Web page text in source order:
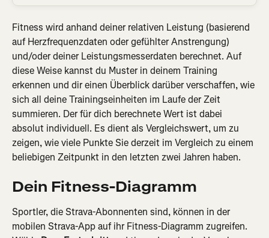
Fitness wird anhand deiner relativen Leistung (basierend
auf Herzfrequenzdaten oder gefühlter Anstrengung)
und/oder deiner Leistungsmesserdaten berechnet. Auf
diese Weise kannst du Muster in deinem Training
erkennen und dir einen Überblick darüber verschaffen, wie
sich all deine Trainingseinheiten im Laufe der Zeit
summieren. Der für dich berechnete Wert ist dabei
absolut individuell. Es dient als Vergleichswert, um zu
zeigen, wie viele Punkte Sie derzeit im Vergleich zu einem
beliebigen Zeitpunkt in den letzten zwei Jahren haben.
Dein Fitness-Diagramm
Sportler, die Strava-Abonnenten sind, können in der
mobilen Strava-App auf ihr Fitness-Diagramm zugreifen.